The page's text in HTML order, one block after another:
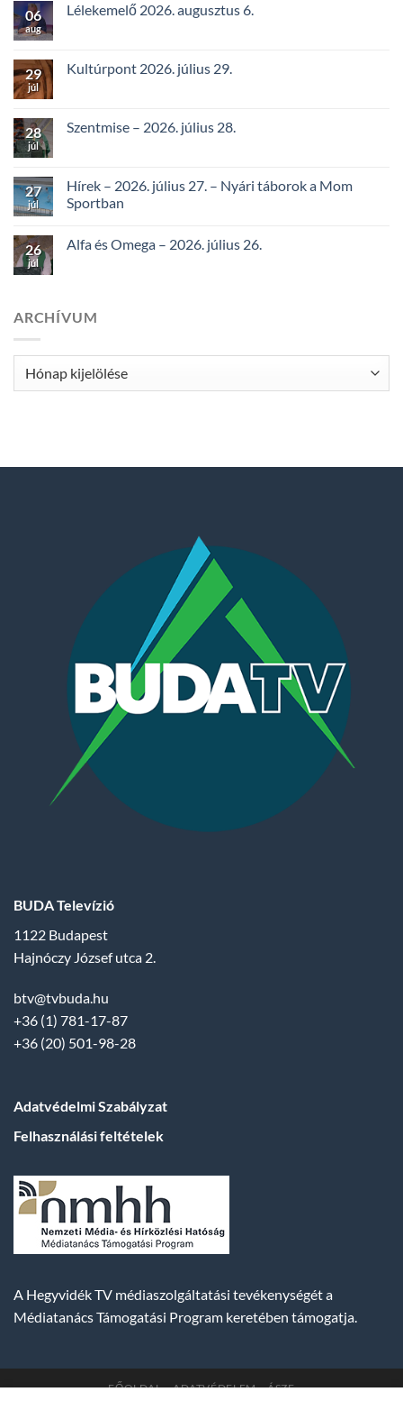
06
aug
Lélekemelő 2026. augusztus 6.
29
júl
Kultúrpont 2026. július 29.
28
júl
Szentmise – 2026. július 28.
27
júl
Hírek – 2026. július 27. – Nyári táborok a Mom
Sportban
26
júl
Alfa és Omega – 2026. július 26.
ARCHÍVUM
Archívum
BUDA Televízió
1122 Budapest
Hajnóczy József utca 2.
btv@tvbuda.hu
+36 (1) 781-17-87
+36 (20) 501-98-28
Adatvédelmi Szabályzat
Felhasználási feltételek
A Hegyvidék TV médiaszolgáltatási tevékenységét a
Médiatanács Támogatási Program keretében támogatja.
FŐOLDAL ADATVÉDELEM ÁSZF